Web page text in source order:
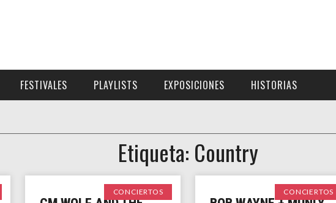
FESTIVALES PLAYLISTS EXPOSICIONES HISTORIAS
Etiqueta: Country
CONCIERTOS CONCIERTOS